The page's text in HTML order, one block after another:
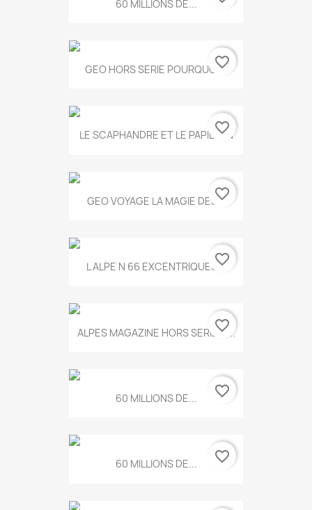
60 MILLIONS DE...
GEO HORS SERIE POURQUOI...
favorite_border
LE SCAPHANDRE ET LE PAPILLON
favorite_border
GEO VOYAGE LA MAGIE DES...
favorite_border
L ALPE N 66 EXCENTRIQUES...
favorite_border
ALPES MAGAZINE HORS SERIE N...
favorite_border
60 MILLIONS DE... favorite_border
60 MILLIONS DE... favorite_border